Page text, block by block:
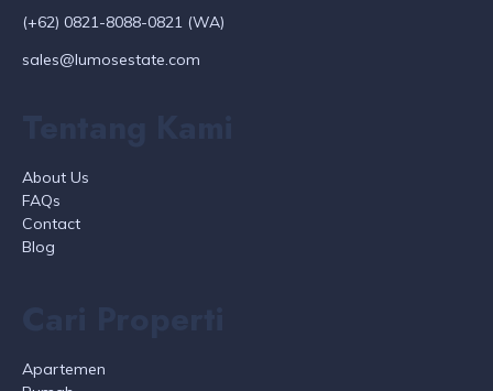
(+62) 0821-8088-0821 (WA)
sales@lumosestate.com
About Us
FAQs
Contact
Blog
Apartemen